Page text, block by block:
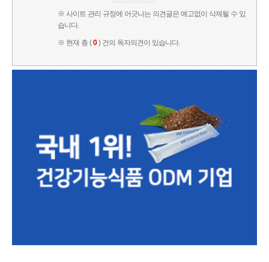
※ 사이트 관리 규정에 어긋나는 의견글은 예고없이 삭제될 수 있
습니다.
※ 현재 총 (0) 건의 독자의견이 있습니다.